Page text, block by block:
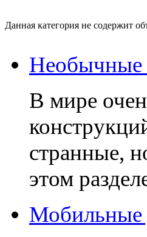
Данная категория не содержит
Необычные
В мире
странные,
этом
Мобильные